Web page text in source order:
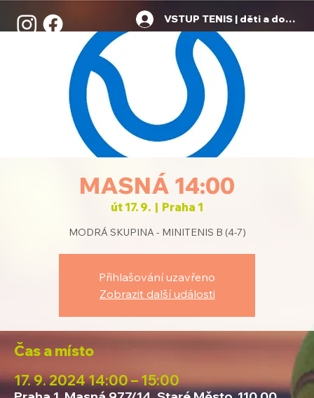
VSTUP TENIS | děti a dospělí
MASNÁ 14:00
út 17. 9.
  |
Praha 1
MODRÁ SKUPINA - MINITENIS B (4-7)
Přihlašování uzavřeno
Zobrazit další události
Čas a místo
17. 9. 2024 14:00 – 15:00